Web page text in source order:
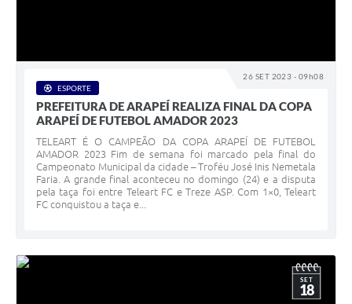
26 SET 2023 - 09h08
ESPORTE
PREFEITURA DE ARAPEÍ REALIZA FINAL DA COPA
ARAPEÍ DE FUTEBOL AMADOR 2023
TELEART É O CAMPEÃO DA COPA ARAPEÍ DE FUTEBOL
AMADOR 2023 Fim de semana foi marcado pela final do
Campeonato Municipal da cidade – Troféu José Inis Nemetala
Faria. A grande final aconteceu no domingo (24) e a disputa
pela taça foi entre Teleart FC e Treze ASP. Com 1×0, Teleart
FC conquistou a taça e...
SET
18